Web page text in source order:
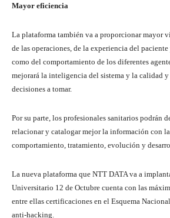
Mayor eficiencia
La plataforma también va a proporcionar mayor
de las operaciones, de la experiencia del
como del comportamiento de los diferentes
mejorará la inteligencia del sistema y la calidad
decisiones a tomar.
Por su parte, los profesionales sanitarios podrán
relacionar y catalogar mejor la información con
comportamiento, tratamiento, evolución y
La nueva plataforma que NTT DATA va a
Universitario 12 de Octubre cuenta con las
entre ellas certificaciones en el Esquema
anti-hacking.